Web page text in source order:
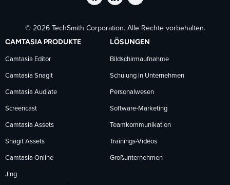
TechSmith
auf
Facebook
folgen
TechSmith
auf
LinkedIn
folgen
TechSmith
auf
YouTube
folgen
© 2026 TechSmith Corporation. Alle Rechte vorbehalten.
CAMTASIA PRODUKTE
Camtasia Editor
Camtasia Snagit
Camtasia Audiate
Screencast
Camtasia Assets
Snagit Assets
Camtasia Online
Jing
LÖSUNGEN
Bildschirmaufnahme
Schulung in Unternehmen
Personalwesen
Software-Marketing
Teamkommunikation
Trainings-Videos
Großunternehmen